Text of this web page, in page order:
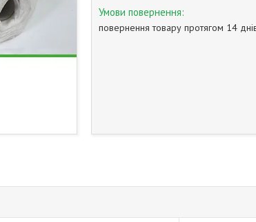
повернення товару протягом 14